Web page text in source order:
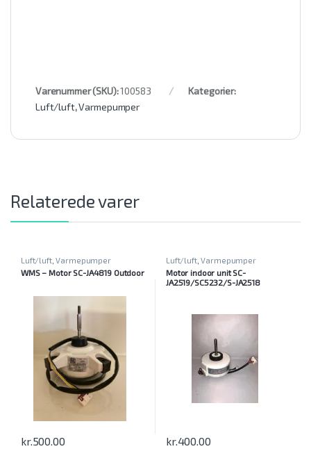
Varenummer (SKU):100583
Kategorier:
Luft/luft,Varmepumper
Relaterede varer
Luft/luft,Varmepumper
WMS – Motor SC-JA4819 Outdoor
kr.500.00
Luft/luft,Varmepumper
Motor indoor unit SC-
JA2519/SC5232/S-JA2518
kr.400.00